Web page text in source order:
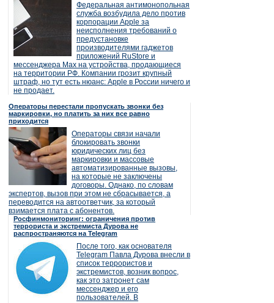
Федеральная антимонопольная
служба возбудила дело против
корпорации Apple за
неисполнения требований о
предустановке
производителями гаджетов
приложений RuStore и
мессенджера Max на устройства, продающиеся
на территории РФ. Компании грозит крупный
штраф, но тут есть нюанс: Apple в России ничего и
не продает.
Операторы перестали пропускать звонки без
маркировки, но платить за них все равно
приходится
Операторы связи начали
блокировать звонки
юридических лиц без
маркировки и массовые
автоматизированные вызовы,
на которые не заключены
договоры. Однако, по словам
экспертов, вызов при этом не сбрасывается, а
переводится на автоответчик, за который
взимается плата с абонентов.
Росфинмониторинг: ограничения против
террориста и экстремиста Дурова не
распространяются на Telegram
После того, как основателя
Telegram Павла Дурова внесли в
список террористов и
экстремистов, возник вопрос,
как это затронет сам
мессенджер и его
пользователей. В